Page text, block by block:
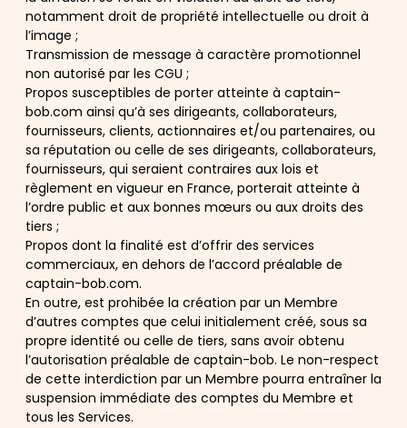
notamment droit de propriété intellectuelle ou droit à
l’image ;
Transmission de message à caractère promotionnel
non autorisé par les CGU ;
Propos susceptibles de porter atteinte à captain-
bob.com ainsi qu’à ses dirigeants, collaborateurs,
fournisseurs, clients, actionnaires et/ou partenaires, ou
sa réputation ou celle de ses dirigeants, collaborateurs,
fournisseurs, qui seraient contraires aux lois et
règlement en vigueur en France, porterait atteinte à
l’ordre public et aux bonnes mœurs ou aux droits des
tiers ;
Propos dont la finalité est d’offrir des services
commerciaux, en dehors de l’accord préalable de
captain-bob.com.
En outre, est prohibée la création par un Membre
d’autres comptes que celui initialement créé, sous sa
propre identité ou celle de tiers, sans avoir obtenu
l’autorisation préalable de captain-bob. Le non-respect
de cette interdiction par un Membre pourra entraîner la
suspension immédiate des comptes du Membre et
tous les Services.